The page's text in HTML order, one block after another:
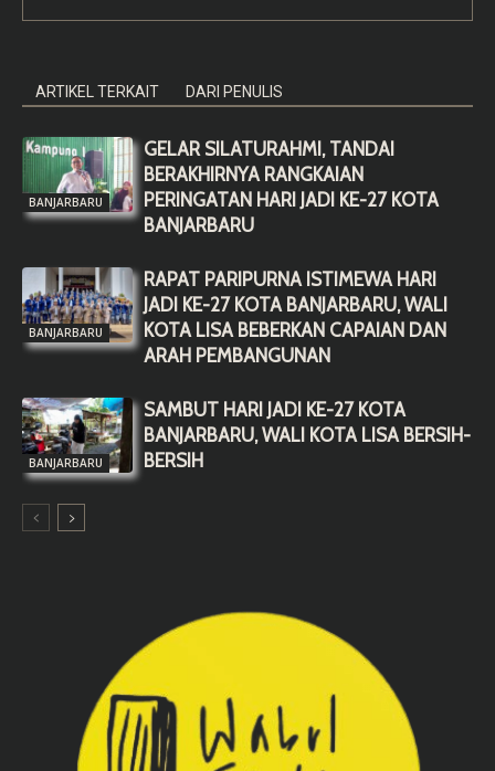
ARTIKEL TERKAIT DARI PENULIS
BANJARBARU
GELAR SILATURAHMI, TANDAI
BERAKHIRNYA RANGKAIAN
PERINGATAN HARI JADI KE-27 KOTA
BANJARBARU
BANJARBARU
RAPAT PARIPURNA ISTIMEWA HARI
JADI KE-27 KOTA BANJARBARU, WALI
KOTA LISA BEBERKAN CAPAIAN DAN
ARAH PEMBANGUNAN
BANJARBARU
SAMBUT HARI JADI KE-27 KOTA
BANJARBARU, WALI KOTA LISA BERSIH-
BERSIH